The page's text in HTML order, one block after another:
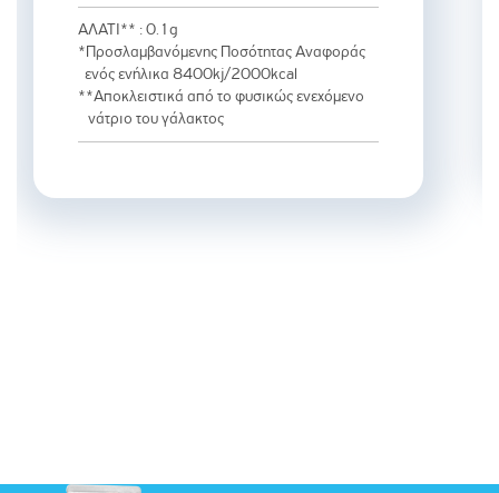
ΑΛΑΤΙ** : 0.1g
*Προσλαμβανόμενης Ποσότητας Αναφοράς
ενός ενήλικα 8400kj/2000kcal
**Αποκλειστικά από το φυσικώς ενεχόμενο
νάτριο του γάλακτος